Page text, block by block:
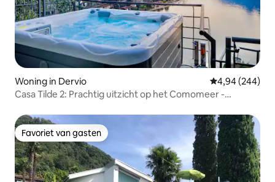
Woning in Dervio Gemiddelde
4,94 (244)
Casa Tilde 2: Prachtig uitzicht op het Comomeer -
Favoriet van gasten
Favoriet van gasten